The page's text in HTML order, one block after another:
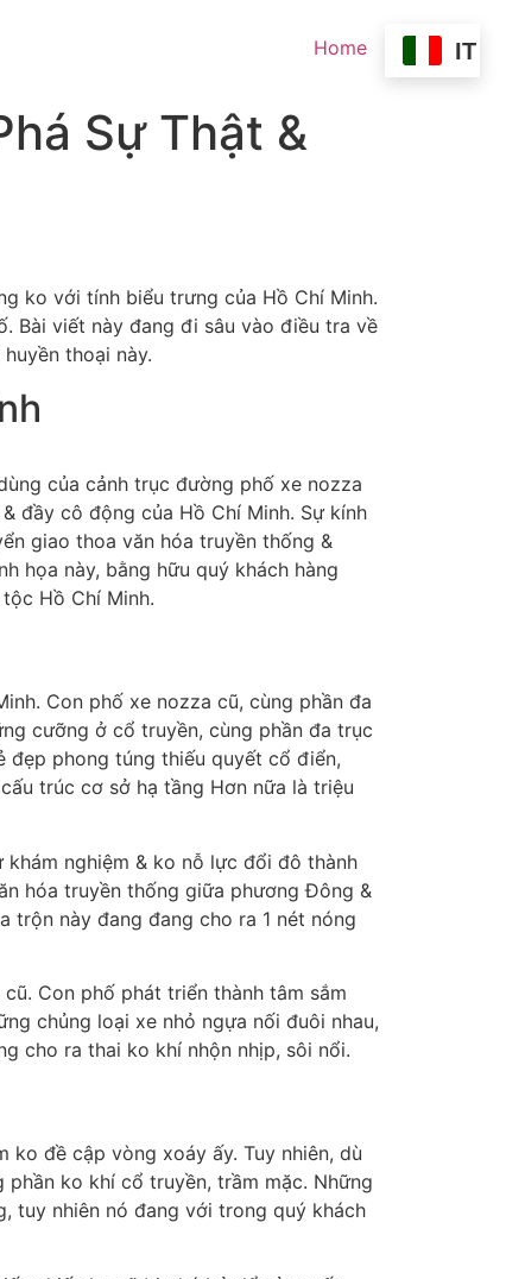
Home IT
Sự Thật &
ko với tính biểu trưng của Hồ Chí Minh.
Bài viết này đang đi sâu vào điều tra về
thoại này.
của cảnh trục đường phố xe nozza
đầy cô động của Hồ Chí Minh. Sự kính
giao thoa văn hóa truyền thống &
họa này, bằng hữu quý khách hàng
Hồ Chí Minh.
Con phố xe nozza cũ, cùng phần đa
cưỡng ở cổ truyền, cùng phần đa trục
đẹp phong túng thiếu quyết cổ điển,
trúc cơ sở hạ tầng Hơn nữa là triệu
nghiệm & ko nỗ lực đổi đô thành
hóa truyền thống giữa phương Đông &
trộn này đang đang cho ra 1 nét nóng
Con phố phát triển thành tâm sắm
chủng loại xe nhỏ ngựa nối đuôi nhau,
cho ra thai ko khí nhộn nhịp, sôi nổi.
ko đề cập vòng xoáy ấy. Tuy nhiên, dù
ko khí cổ truyền, trầm mặc. Những
tuy nhiên nó đang với trong quý khách